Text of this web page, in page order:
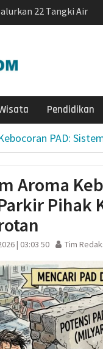
22 Tangki Air
Wonosegoro
Setengah Karung
Justice
Apem Keong
Golkar Sragen
Bahlil Lahadalia
Yatim
Dorong
Adaptif
Nepen Antusias Ikuti
2026
Aisyiyah Pilih 13
Keluarga,
jadi Benteng Utama
Dorong Kader
Mandiri di Era Digital
Saat Restoran
Kecil untuk
Pendidikan
PAD:
Aroma
Pihak
| 03:03 50 Tim